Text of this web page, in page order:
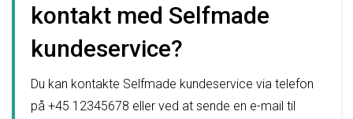
kontakt med Selfmade
kundeservice?
Du kan kontakte Selfmade kundeservice via telefon
på +45 12345678 eller ved at sende en e-mail til